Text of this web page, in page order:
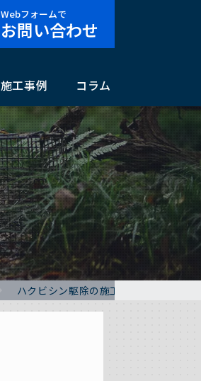
施工事例 コラム
Webフォームで
お問い合わせ
ハクビシン駆除の施工事例（宮崎県串